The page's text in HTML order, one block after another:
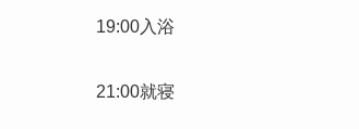
19:00入浴
21:00就寝